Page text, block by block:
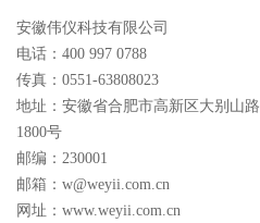
安徽伟仪科技有限公司
电话：400 997 0788
传真：0551-63808023
地址：安徽省合肥市高新区大别山路
1800号
邮编：230001
邮箱：w@weyii.com.cn
网址：www.weyii.com.cn